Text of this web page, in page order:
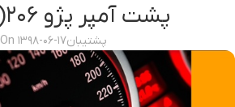
پشت آمپر پژو ۲۰۶(ایرانی)
پشتیبانOn ۱۳۹۸-۰۶-۱۷